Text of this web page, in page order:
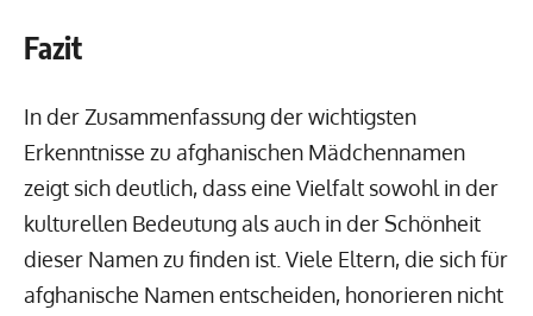
Fazit
In der Zusammenfassung der wichtigsten
Erkenntnisse zu afghanischen Mädchennamen
zeigt sich deutlich, dass eine Vielfalt sowohl in der
kulturellen Bedeutung als auch in der Schönheit
dieser Namen zu finden ist. Viele Eltern, die sich für
afghanische Namen entscheiden, honorieren nicht